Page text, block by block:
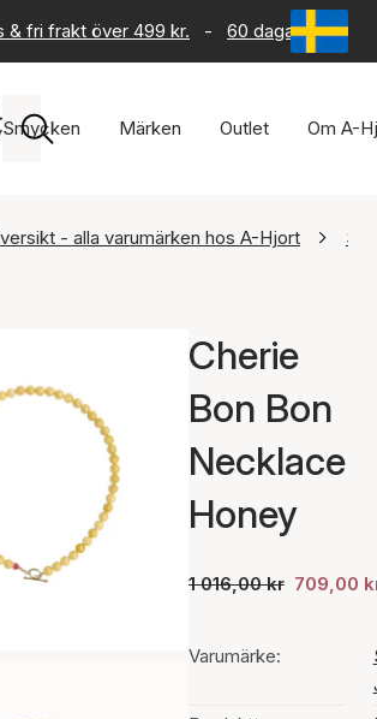
& fri frakt över 499 kr. - 60 dagars
Smycken Märken Outlet Om A-
- alla varumärken hos A-Hjort
Cherie
Bon Bon
Necklace
Honey
1 016,00 kr 709,00
Varumärke: